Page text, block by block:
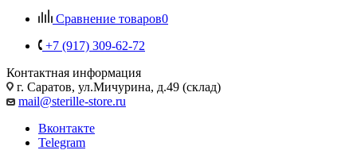
Сравнение товаров0
+7 (917) 309-62-72
Контактная информация
г. Саратов, ул.Мичурина, д.49 (склад)
mail@sterille-store.ru
Вконтакте
Telegram